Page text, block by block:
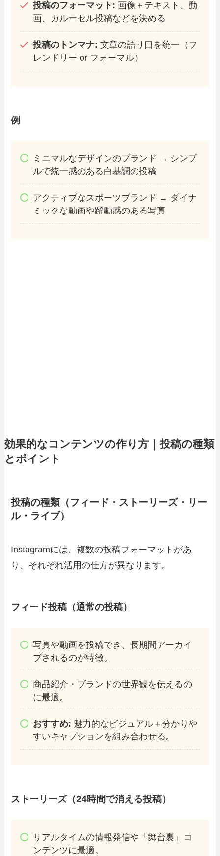
投稿のフォーマット: 画像＋テキスト、動
画、カルーセル投稿などを決める
投稿のトンマナ: 文章の語り口を統一（フ
レンドリー or フォーマル）
例
ミニマルなデザインのブランド → シンプ
ルで統一感のある白基調の投稿
アクティブなスポーツブランド → ダイナ
ミックな動画や躍動感のある写真
効果的なコンテンツの作り方｜投稿の種類
とポイント
投稿の種類（フィード・ストーリーズ・リー
ル・ライブ）
Instagramには、複数の投稿フォーマットがあ
り、それぞれ活用の仕方が異なります。
フィード投稿（通常の投稿）
写真や動画を投稿でき、長期間アーカイ
ブされるのが特徴。
商品紹介・ブランドの世界観を伝えるの
に最適。
おすすめ: 魅力的なビジュアル＋分かりや
すいキャプションを組み合わせる。
ストーリーズ（24時間で消える投稿）
リアルタイムの情報発信や「舞台裏」コ
ンテンツに最適。